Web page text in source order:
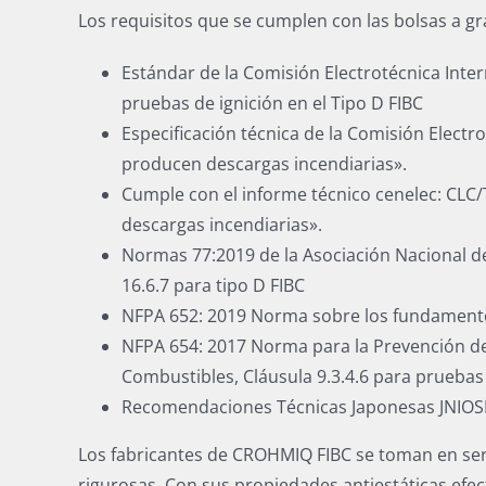
Los requisitos que se cumplen con las bolsas a
Estándar de la Comisión Electrotécnica
pruebas de ignición en el Tipo D FIBC
Especificación técnica de la Comisión
producen descargas incendiarias».
Cumple con el informe técnico cenelec:
descargas incendiarias».
Normas 77:2019 de la Asociación Nacional
16.6.7 para tipo D FIBC
NFPA 652: 2019 Norma sobre los
NFPA 654: 2017 Norma para la Prevención
Combustibles, Cláusula 9.3.4.6 para pruebas
Recomendaciones Técnicas Japonesas
Los fabricantes de CROHMIQ FIBC se toman en